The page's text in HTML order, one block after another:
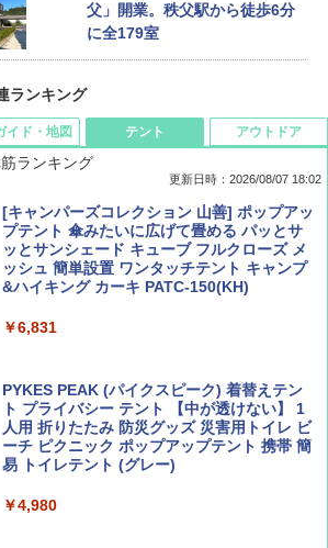
父」開業。秩父駅から徒歩6分
に全179室
ランキング
ディズニーファン ２０２６年 ９月号 [雑
誌] (ＤＩＳＮＥＹ ＦＡＮ)
￥713
￥1,500
イド・地図
僕が見た未来【完全版】
￥0
￥2,079
球の歩き方A ヨーロッパ
テント
ランキング
更新日時：2026/08/07 18:02
[キャンパーズコレクション 山善] ポップアッ
プテント 傘みたいに広げて畳める パッとサ
ッとサンシェード キューブ フルクローズ メ
ッシュ 簡単設置 ワンタッチテント キャンプ
&ハイキング カーキ PATC-150(KH)
￥6,831
PYKES PEAK (パイクスピーク) 着替えテン
ト プライバシー テント 【中が透けない】 1
人用 折りたたみ 防災グッズ 災害用トイレ ビ
ーチ ピクニック ポップアップテント 携帯 簡
易 トイレテント (グレー)
￥4,980
アウトドア